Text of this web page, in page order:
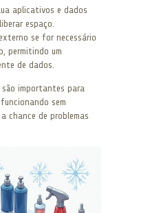
aplicativos e dados
espaço.
se for necessário
permitindo um
de dados.
importantes para
sem
chance de problemas